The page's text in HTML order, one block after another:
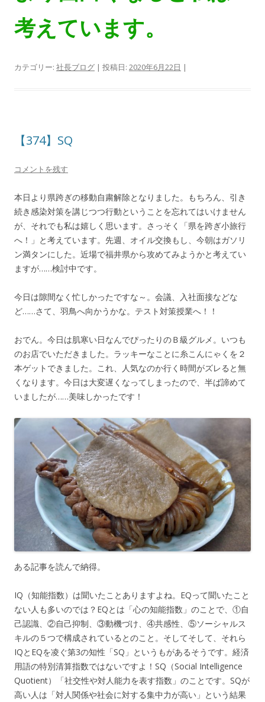
考えています。
カテゴリー: 社長ブログ | 投稿日: 2020年6月22日 |
【374】SQ
コメントを残す
本日より県跨ぎの移動自粛解除となりました。もちろん、引き
続き感染対策を講じつつ行動ということを忘れてはいけません
が、それでも私は嬉しく思います。さっそく「県を跨ぎ小旅行
へ！」と考えています。先週、オイル交換もし、今朝はガソリ
ン満タンにした。近場で福井県から攻めてみようかと考えてい
ますが……検討中です。
今日は隙間なく忙しかったですな～。会議、入社面接などな
ど……さて、羽鳥へ向かうかな。テスト対策授業へ！！
おでん。今日は肌寒い日なんでぴったりのＢ級グルメ。いつも
のお店でいただきました。ラッキーなことに糸こんにゃくを２
本ゲットできました。これ、人気なのか行く時間がズレると無
くなります。今日は大変遅くなってしまったので、半ば諦めて
いましたが……美味しかったです！
ある記事を読んで納得。
IQ（知能指数）は聞いたことありますよね。EQって聞いたこと
ない人も多いのでは？EQとは「心の知能指数」のことで、①自
己認識、②自己抑制、③動機づけ、④共感性、⑤ソーシャルス
キルの５つで構成されているとのこと。そしてそして、それら
IQとEQを凌ぐ第3の知性「SQ」というもがあるそうです。経済
用語の特別清算指数ではないですよ！SQ（Social Intelligence
Quotient）「社交性や対人能力を表す指数」のことです。SQが
高い人は「対人関係や社会に対する集中力が高い」という結果